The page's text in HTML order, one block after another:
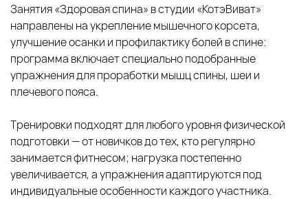
Занятия «Здоровая спина» в студии «КотэВиват»
направлены на укрепление мышечного корсета,
улучшение осанки и профилактику болей в спине:
программа включает специально подобранные
упражнения для проработки мышц спины, шеи и
плечевого пояса.
Тренировки подходят для любого уровня физической
подготовки — от новичков до тех, кто регулярно
занимается фитнесом; нагрузка постепенно
увеличивается, а упражнения адаптируются под
индивидуальные особенности каждого участника.